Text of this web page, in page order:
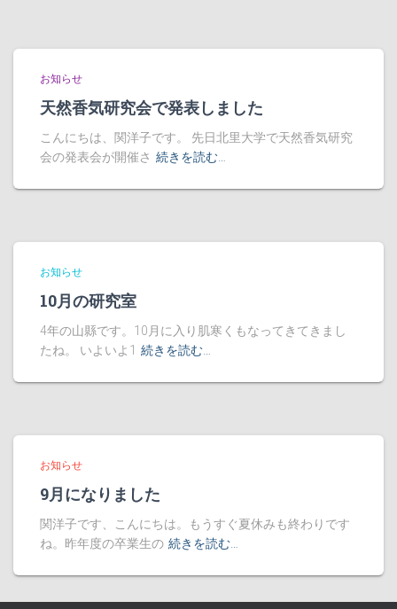
お知らせ
天然香気研究会で発表しました
こんにちは、関洋子です。 先日北里大学で天然香気研究
会の発表会が開催さ 続きを読む…
お知らせ
10月の研究室
4年の山縣です。10月に入り肌寒くもなってきてきまし
たね。 いよいよ1 続きを読む…
お知らせ
9月になりました
関洋子です、こんにちは。もうすぐ夏休みも終わりです
ね。昨年度の卒業生の 続きを読む…